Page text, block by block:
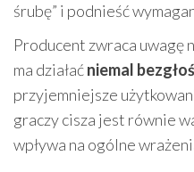
śrubę” i podnieść
Producent zwraca
ma działaćniemal
przyjemniejsze
graczy cisza jest równie
wpływa na ogólne